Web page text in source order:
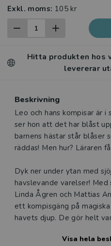
Exkl. moms: 105 kr
Hitta produkten hos
levererar
Beskrivning
Beskrivning
Leo och hans kompisar är
ser hon att det har blåst
barnens hästar står blåser
räddas! Men hur? Läraren
Dyk ner under ytan med
havslevande varelser!
Linda Ågren och Mattias
ett kompisgäng på
havets djup. De gör helt
Visa hela